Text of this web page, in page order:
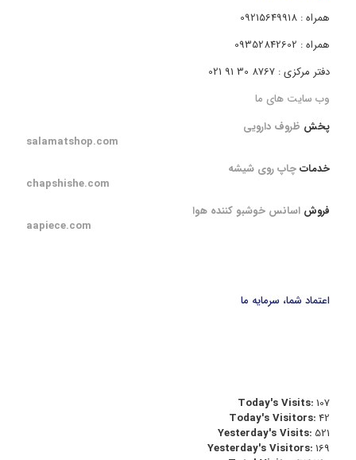
همراه : 09215649918
همراه : 09352842602
دفتر مرکزی : 8767 30 91 021
وب سایت های ما
پخش ظروف دارویی
salamatshop.com
خدماتچاپ روی شیشه
chapshishe.com
فروش اسانس خوشبو کننده هوا
aapiece.com
اعتماد شما، سرمایه ما
Today's Visits:107
Today's Visitors:42
Yesterday's Visits: 521
Yesterday's Visitors:169